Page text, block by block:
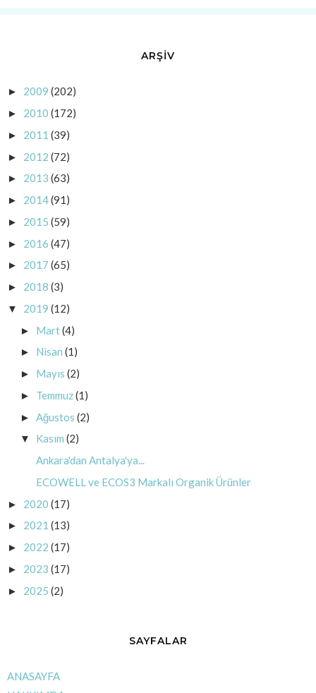
ARŞİV
► 2009 (202)
► 2010 (172)
► 2011 (39)
► 2012 (72)
► 2013 (63)
► 2014(91)
► 2015 (59)
► 2016 (47)
► 2017 (65)
► 2018 (3)
▼ 2019 (12)
► Mart(4)
► Nisan (1)
► Mayıs (2)
► Temmuz(1)
► Ağustos (2)
▼ Kasım (2)
Ankara'dan Antalya'ya...
ECOWELL ve ECOS3 Markalı Organik Ürünler
► 2020 (17)
► 2021 (13)
► 2022 (17)
► 2023 (17)
► 2025 (2)
SAYFALAR
ANASAYFA